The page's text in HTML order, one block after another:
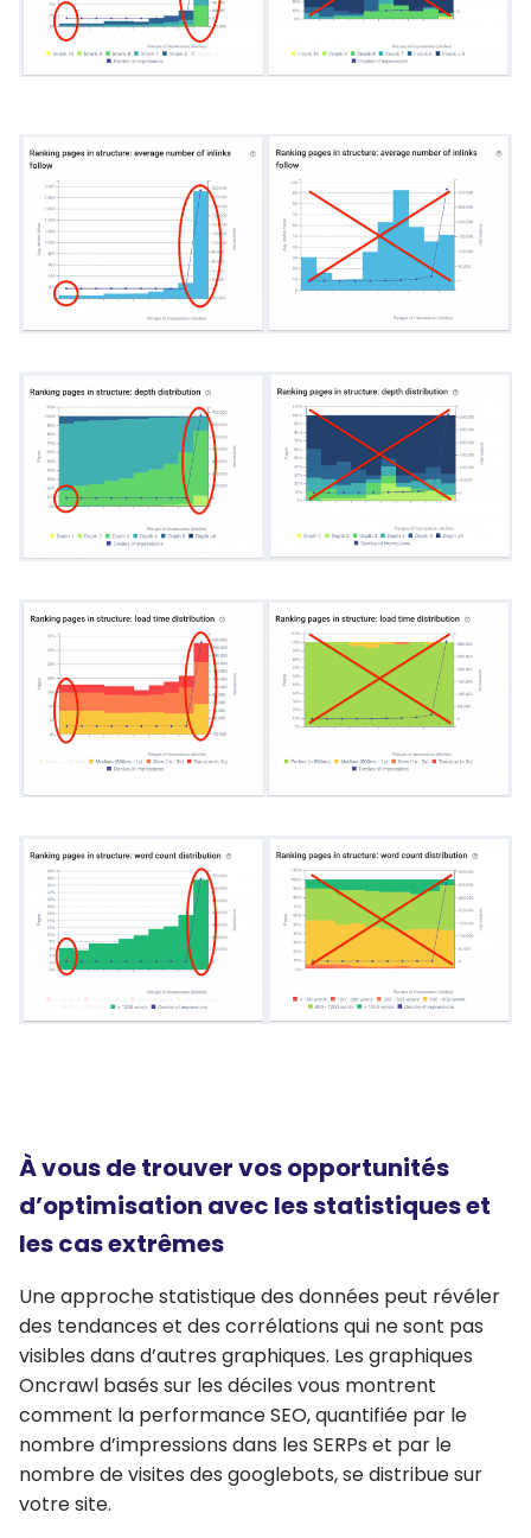
À vous de trouver vos opportunités
d’optimisation avec les statistiques et
les cas extrêmes
Une approche statistique des données peut révéler
des tendances et des corrélations qui ne sont pas
visibles dans d’autres graphiques. Les graphiques
Oncrawl basés sur les déciles vous montrent
comment la performance SEO, quantifiée par le
nombre d’impressions dans les SERPs et par le
nombre de visites des googlebots, se distribue sur
votre site.